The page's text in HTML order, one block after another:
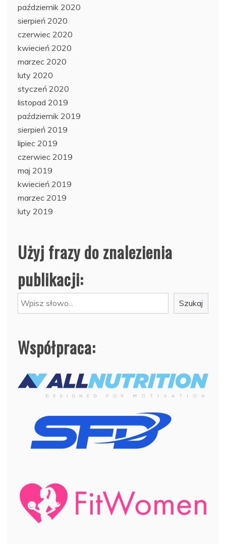
październik 2020
sierpień 2020
czerwiec 2020
kwiecień 2020
marzec 2020
luty 2020
styczeń 2020
listopad 2019
październik 2019
sierpień 2019
lipiec 2019
czerwiec 2019
maj 2019
kwiecień 2019
marzec 2019
luty 2019
Użyj frazy do znalezienia
publikacji:
Szukaj Szukaj
Współpraca: